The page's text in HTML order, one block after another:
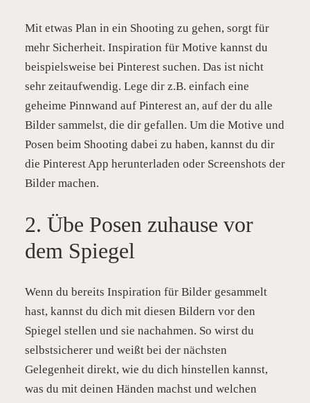
Mit etwas Plan in ein Shooting zu gehen, sorgt für
mehr Sicherheit. Inspiration für Motive kannst du
beispielsweise bei Pinterest suchen. Das ist nicht
sehr zeitaufwendig. Lege dir z.B. einfach eine
geheime Pinnwand auf Pinterest an, auf der du alle
Bilder sammelst, die dir gefallen. Um die Motive und
Posen beim Shooting dabei zu haben, kannst du dir
die Pinterest App herunterladen oder Screenshots der
Bilder machen.
2. Übe Posen zuhause vor
dem Spiegel
Wenn du bereits Inspiration für Bilder gesammelt
hast, kannst du dich mit diesen Bildern vor den
Spiegel stellen und sie nachahmen. So wirst du
selbstsicherer und weißt bei der nächsten
Gelegenheit direkt, wie du dich hinstellen kannst,
was du mit deinen Händen machst und welchen